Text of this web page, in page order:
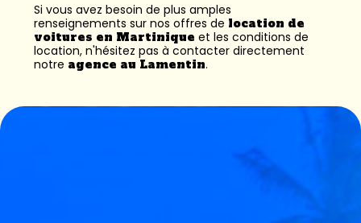
Si vous avez besoin de plus amples
renseignements sur nos offres de location de
voitures en Martinique et les conditions de
location, n'hésitez pas à contacter directement
notre agence au Lamentin.